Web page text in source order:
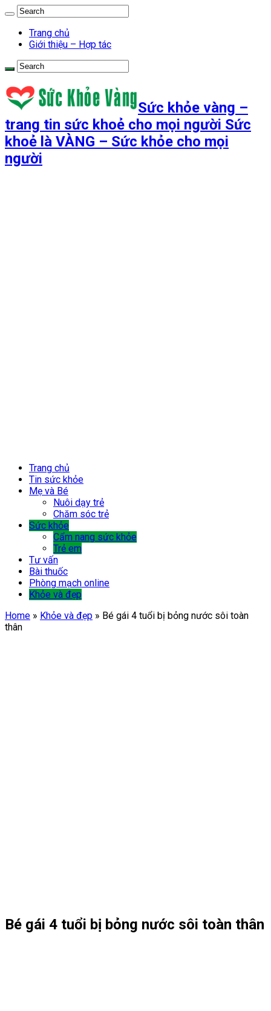
Trang chủ
Giới thiệu – Hợp tác
Sức khỏe vàng –
trang tin sức khoẻ cho mọi người Sức
khoẻ là VÀNG – Sức khỏe cho mọi
người
Trang chủ
Tin sức khỏe
Mẹ và Bé
Nuôi dạy trẻ
Chăm sóc trẻ
Sức khỏe
Cẩm nang sức khỏe
Trẻ em
Tư vấn
Bài thuốc
Phòng mạch online
Khỏe và đẹp
Home » Khỏe và đẹp » Bé gái 4 tuổi bị bỏng nước sôi toàn
thân
Bé gái 4 tuổi bị bỏng nước sôi toàn thân